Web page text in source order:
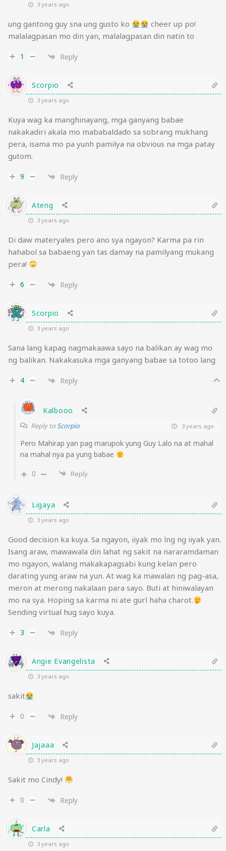
3 years ago
ung gantong guy sna ung gusto ko
cheer up po!
malalagpasan mo din yan, malalagpasan din natin to
1 Reply
Scorpio
3 years ago
Kuya wag ka manghinayang, mga ganyang babae
nakakadiri akala mo mababaldado sa sobrang mukhang
pera, isama mo pa yunh pamilya na obvious na mga patay
gutom.
9 Reply
Ateng
3 years ago
Di daw materyales pero ano sya ngayon? Karma pa rin
hahabol sa babaeng yan tas damay na pamilyang mukang
pera!
6 Reply
Scorpio
3 years ago
Sana lang kapag nagmakaawa sayo na balikan ay wag mo
ng balikan. Nakakasuka mga ganyang babae sa totoo lang
4 Reply
Kalbooo
Reply toScorpio 3 years ago
Pero Mahirap yan pag marupok yung Guy Lalo na at mahal
na mahal nya pa yung babae
0
Reply
Ligaya
3 years ago
Good decision ka kuya. Sa ngayon, iiyak mo lng ng iiyak yan.
Isang araw, mawawala din lahat ng sakit na nararamdaman
mo ngayon, walang makakapagsabi kung kelan pero
darating yung araw na yun. At wag ka mawalan ng pag-asa,
meron at merong nakalaan para sayo. Buti at hiniwalayan
mo na sya. Hoping sa karma ni ate gurl haha charot.
Sending virtual hug sayo kuya.
3 Reply
Angie Evangelista
3 years ago
sakit
0 Reply
Jajaaa
3 years ago
Sakit mo Cindy!
0 Reply
Carla
3 years ago